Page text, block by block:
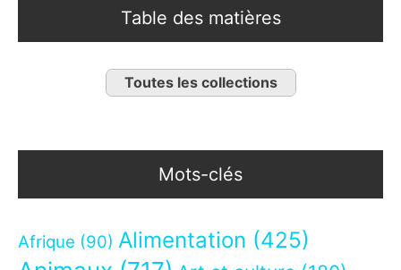
Table des matières
Toutes les collections
Mots-clés
Afrique (90) Alimentation (425)